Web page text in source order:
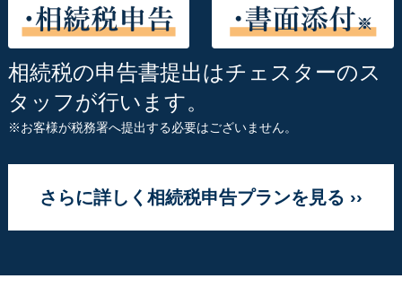
相続税の申告書提出はチェスターのス
タッフが行います。
※お客様が税務署へ提出する必要はございません。
さらに詳しく相続税申告プランを見る ››